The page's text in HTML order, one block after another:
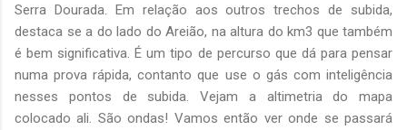
Serra Dourada. Em relação aos outros trechos de subida,
destaca se a do lado do Areião, na altura do km3 que também
é bem significativa. É um tipo de percurso que dá para pensar
numa prova rápida, contanto que use o gás com inteligência
nesses pontos de subida. Vejam a altimetria do mapa
colocado ali. São ondas! Vamos então ver onde se passará